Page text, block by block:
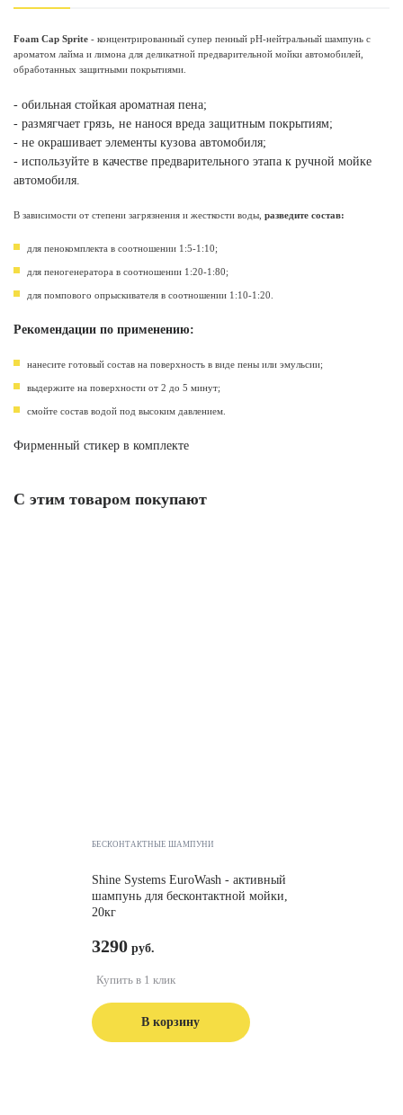
Foam Cap Sprite - концентрированный супер пенный pH-нейтральный шампунь с
ароматом лайма и лимона для деликатной предварительной мойки автомобилей,
обработанных защитными покрытиями.
- обильная стойкая ароматная пена;
- размягчает грязь, не нанося вреда защитным покрытиям;
- не окрашивает элементы кузова автомобиля;
- используйте в качестве предварительного этапа к ручной мойке
автомобиля.
В зависимости от степени загрязнения и жесткости воды, разведите состав:
для пенокомплекта в соотношении 1:5-1:10;
для пеногенератора в соотношении 1:20-1:80;
для помпового опрыскивателя в соотношении 1:10-1:20.
Рекомендации по применению:
нанесите готовый состав на поверхность в виде пены или эмульсии;
выдержите на поверхности от 2 до 5 минут;
смойте состав водой под высоким давлением.
Фирменный стикер в комплекте
С этим товаром покупают
БЕСКОНТАКТНЫЕ ШАМПУНИ
Shine Systems EuroWash - активный
шампунь для бесконтактной мойки,
20кг
3290
В корзину
Купить в 1 клик